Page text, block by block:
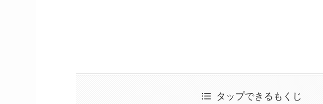
タップできるもくじ